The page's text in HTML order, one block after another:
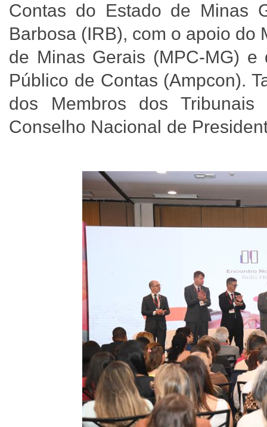
Contas do Estado de Minas
Barbosa (IRB), com o apoio do
de Minas Gerais (MPC-MG)
Público de Contas (Ampcon).
dos Membros dos
Conselho Nacional de